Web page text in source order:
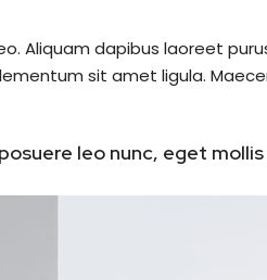
Aliquam dapibus laoreet
sit amet ligula.
leo nunc, eget